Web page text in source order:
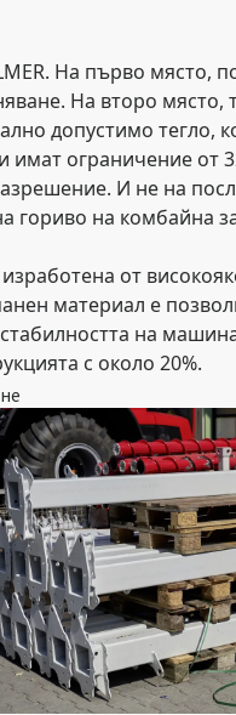
На първо място,
На второ място,
допустимо тегло,
ограничение от
И не на
гориво на комбайна
от
материал е
на
с около 20%.